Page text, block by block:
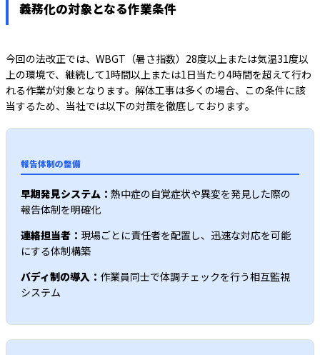
義務化の対象となる作業条件
今回の法改正では、WBGT（暑さ指数）28度以上または気温31度以
上の環境で、継続して1時間以上または1日当たり4時間を超えて行わ
れる作業が対象となります。解体工事は多くの場合、この条件に該
当するため、当社では以下の対策を徹底しております。
報告体制の整備
早期発見システム： 熱中症の自覚症状や異変を発見した際の
報告体制を明確化
連絡担当者： 現場ごとに責任者を配置し、迅速な対応を可能
にする体制構築
バディ制の導入： 作業員同士で体調チェックを行う相互監視
システム